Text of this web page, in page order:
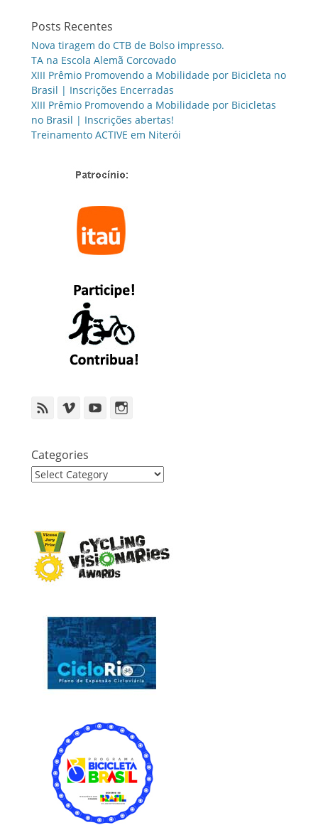
Posts Recentes
Nova tiragem do CTB de Bolso impresso.
TA na Escola Alemã Corcovado
XIII Prêmio Promovendo a Mobilidade por Bicicleta no
Brasil | Inscrições Encerradas
XIII Prêmio Promovendo a Mobilidade por Bicicletas
no Brasil | Inscrições abertas!
Treinamento ACTIVE em Niterói
Feed VimeoYouTube
Categories
Categories